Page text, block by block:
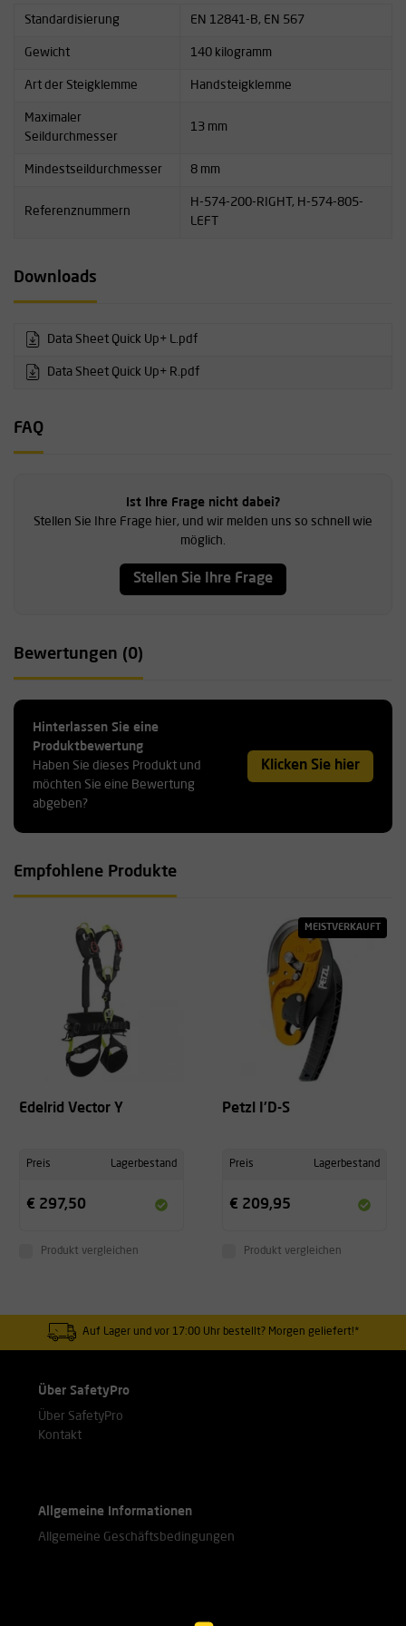
Standardisierung EN 12841-B, EN 567
Gewicht 140 kilogramm
Art der Steigklemme Handsteigklemme
Maximaler
Seildurchmesser
13 mm
Mindestseildurchmesser 8 mm
Referenznummern
H-574-200-RIGHT, H-574-805-
LEFT
Downloads
Data Sheet Quick Up+ L.pdf
Data Sheet Quick Up+ R.pdf
FAQ
Ist Ihre Frage nicht dabei?
Stellen Sie Ihre Frage hier, und wir melden uns so schnell wie
möglich.
Stellen Sie Ihre Frage
Bewertungen (0)
Hinterlassen Sie eine
Produktbewertung
Haben Sie dieses Produkt und
möchten Sie eine Bewertung
abgeben?
Klicken Sie hier
Empfohlene Produkte
Edelrid Vector Y
Preis Lagerbestand
€ 297,50
Produkt vergleichen
MEISTVERKAUFT
Petzl I'D-S
Preis Lagerbestand
€ 209,95
Produkt vergleichen
Auf Lager und vor 17:00 Uhr bestellt? Morgen geliefert!*
Über SafetyPro
Über SafetyPro
Kontakt
Allgemeine Informationen
Allgemeine Geschäftsbedingungen